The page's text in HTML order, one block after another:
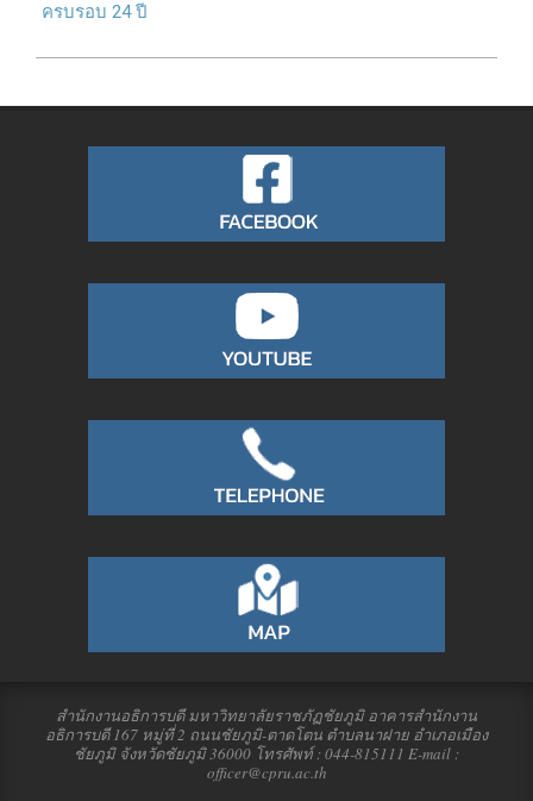
ครบรอบ 24 ปี
สำนักงานอธิการบดี มหาวิทยาลัยราชภัฏชัยภูมิ อาคารสำนักงาน
อธิการบดี 167 หมู่ที่ 2 ถนนชัยภูมิ-ตาดโตน ตำบลนาฝาย อำเภอเมือง
ชัยภูมิ จังหวัดชัยภูมิ 36000 โทรศัพท์ : 044-815111 E-mail :
officer@cpru.ac.th